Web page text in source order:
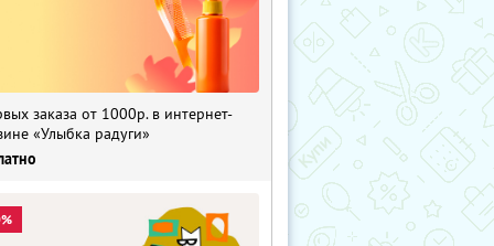
заказа от 1000р. в интернет-
«Улыбка радуги»